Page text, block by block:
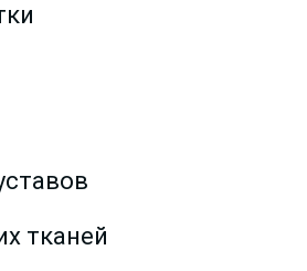
тканей